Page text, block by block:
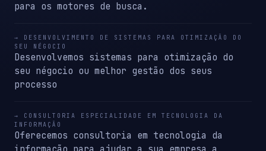
para os motores de busca.
→ DESENVOLVIMENTO DE SISTEMAS PARA OTIMIZAÇÃO DO
SEU NÉGOCIO
Desenvolvemos sistemas para otimização do
seu négocio ou melhor gestão dos seus
processo
→ CONSULTORIA ESPECIALIDADE EM TECNOLOGIA DA
INFORMAÇÃO
Oferecemos consultoria em tecnologia da